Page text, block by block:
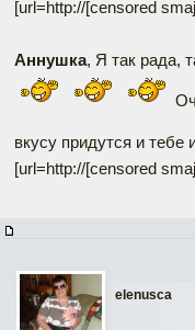
[url=http://[censored
Аннушка, Я так рада,
вкусу придутся и тебе
[url=http://[censored
elenusca